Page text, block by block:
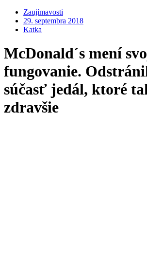
Zaujímavosti
29. septembra 2018
Katka
McDonald´s mení
fungovanie.
súčasť jedál, ktoré
zdravšie